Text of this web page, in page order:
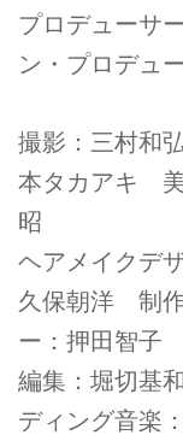
プロデューサ
ン・プロデュ
撮影：三村和
本タカアキ
昭
ヘアメイクデ
久保朝洋 制
ー：押田智子
編集：堀切基
ディング音楽